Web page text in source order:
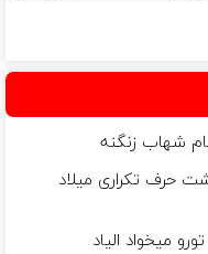
شهاب زنگنه
حرف تکراری میلاد
میخواد الیاد